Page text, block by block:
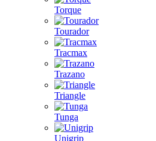
Torque
Tourador
Tracmax
Trazano
Triangle
Tunga
Unigrip